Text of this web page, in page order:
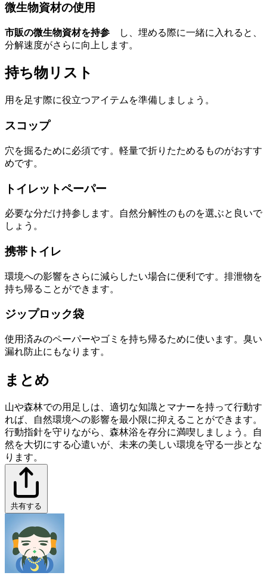
微生物資材の使用
市販の微生物資材を持参 し、埋める際に一緒に入れると、
分解速度がさらに向上します。
持ち物リスト
用を足す際に役立つアイテムを準備しましょう。
スコップ
穴を掘るために必須です。軽量で折りたためるものがおすす
めです。
トイレットペーパー
必要な分だけ持参します。自然分解性のものを選ぶと良いで
しょう。
携帯トイレ
環境への影響をさらに減らしたい場合に便利です。排泄物を
持ち帰ることができます。
ジップロック袋
使用済みのペーパーやゴミを持ち帰るために使います。臭い
漏れ防止にもなります。
まとめ
山や森林での用足しは、適切な知識とマナーを持って行動す
れば、自然環境への影響を最小限に抑えることができます。
行動指針を守りながら、森林浴を存分に満喫しましょう。自
然を大切にする心遣いが、未来の美しい環境を守る一歩とな
ります。
共有する